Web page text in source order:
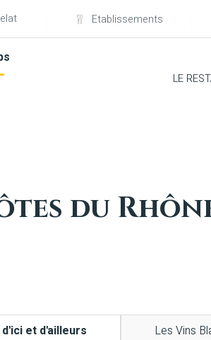
Etablissements
LE
du
et d'ailleurs
Les Vins